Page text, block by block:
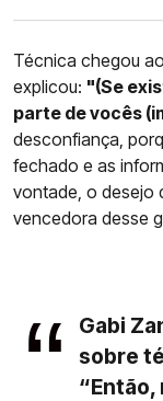
Técnica chegou
explicou: "(Se
parte de vocês
desconfiança,
fechado e as
vontade, o desejo
vencedora desse
Gabi
sobre